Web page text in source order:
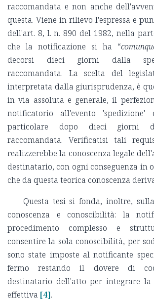
raccomandata e non anche
questa. Viene in rilievo l'espressa e
dell'art. 8, l. n. 890 del 1982, nella
che la notificazione si ha “
decorsi dieci giorni dalla
raccomandata. La scelta del
interpretata dalla giurisprudenza, è
in via assoluta e generale, il
notificatorio all'evento 'spedizione'
particolare dopo dieci giorni
raccomandata. Verificatisi tali
realizzerebbe la conoscenza legale
destinatario, con ogni conseguenza in
che da questa teorica conoscenza
Questa tesi si fonda, inoltre,
conoscenza e conoscibilità: la
procedimento complesso e
consentire la sola conoscibilità, per
sono state imposte al notificante
fermo restando il dovere di
destinatario dell'atto per integrare la
effettiva [4].